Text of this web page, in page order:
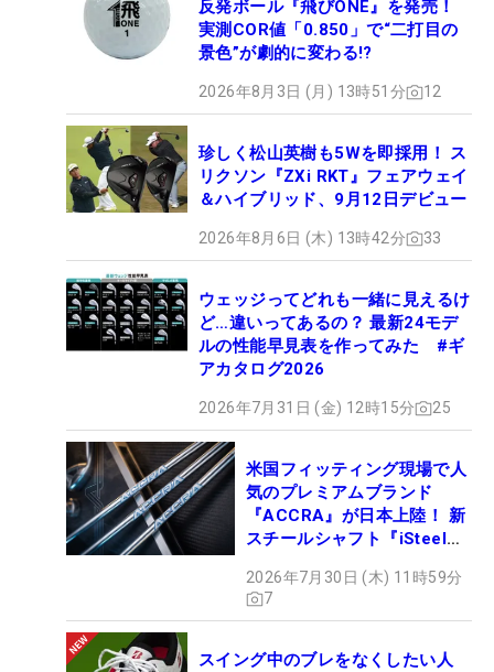
反発ボール『飛びONE』を発売！
実測COR値「0.850」で“二打目の
景色”が劇的に変わる!?
2026年8月3日 (月) 13時51分 12
珍しく松山英樹も5Wを即採用！ ス
リクソン『ZXi RKT』フェアウェイ
＆ハイブリッド、9月12日デビュー
2026年8月6日 (木) 13時42分 33
ウェッジってどれも一緒に見えるけ
ど…違いってあるの？ 最新24モデ
ルの性能早見表を作ってみた #ギ
アカタログ2026
2026年7月31日 (金) 12時15分 25
米国フィッティング現場で人
気のプレミアムブランド
『ACCRA』が日本上陸！ 新
スチールシャフト『iSteel
2026年7月30日 (木) 11時59分
7
スイング中のブレをなくしたい人